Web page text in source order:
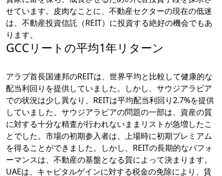
せています。皮肉なことに、不動産セクターの現在の低迷
は、不動産投資信託（REIT）に投資する絶好の機会でもあ
ります。
GCCリートの平均1年リターン
アラブ首長国連邦のREITは、世界平均と比較して健康的な
配当利回りを提供していました。しかし、サウジアラビア
での状況は少し異なり、REITは平均配当利回り2.7%を提供
していました。サウジアラビアの問題の一部は、資産の質
に対する十分な精査が行われないままリストが急増したこ
とでした。市場の初期参入者は、上場時に初期プレミアム
を得ることができました。しかし、REITの長期的なパフォ
ーマンスは、不動産の基盤となる質によって決まります。
UAEは、キャピタルゲインに対する税金の免除により、賃